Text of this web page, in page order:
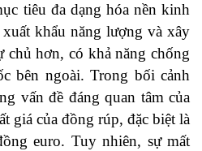
tiêu đa dạng hóa nền kinh
khẩu năng lượng và xây
chủ hơn, có khả năng chống
bên ngoài. Trong bối cảnh
vấn đề đáng quan tâm của
giá của đồng rúp, đặc biệt là
euro. Tuy nhiên, sự mất